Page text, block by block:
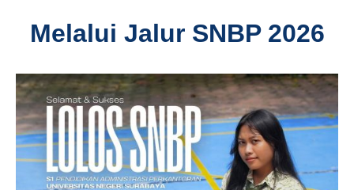
Melalui Jalur SNBP 2026